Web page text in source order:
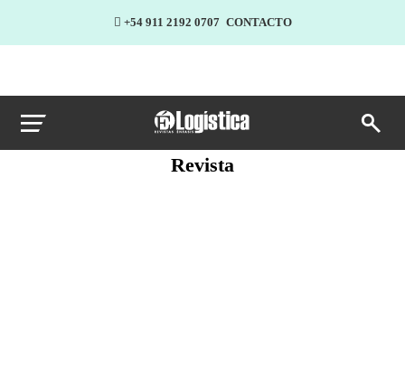
+54 911 2192 0707 CONTACTO
Revista